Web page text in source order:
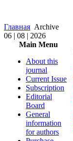
Главная Archive
06 | 08 | 2026
Main Menu
About this
journal
Current Issue
Subscription
Editorial
Board
General
information
for authors